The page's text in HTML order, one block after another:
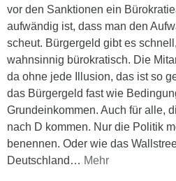
vor den Sanktionen ein
aufwändig ist, dass man den
scheut. Bürgergeld gibt es
wahnsinnig bürokratisch. Die
da ohne jede Illusion, das ist so
das Bürgergeld fast wie
Grundeinkommen. Auch für alle,
nach D kommen. Nur die Politik
benennen. Oder wie das
Deutschland … Mehr